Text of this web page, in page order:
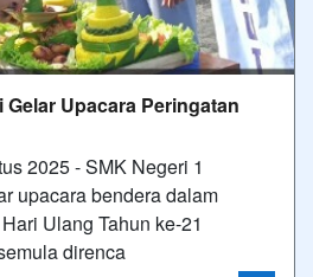
Upacara Peringatan
2025 - SMK Negeri 1
upacara bendera dalam
Ulang Tahun ke-21
direnca